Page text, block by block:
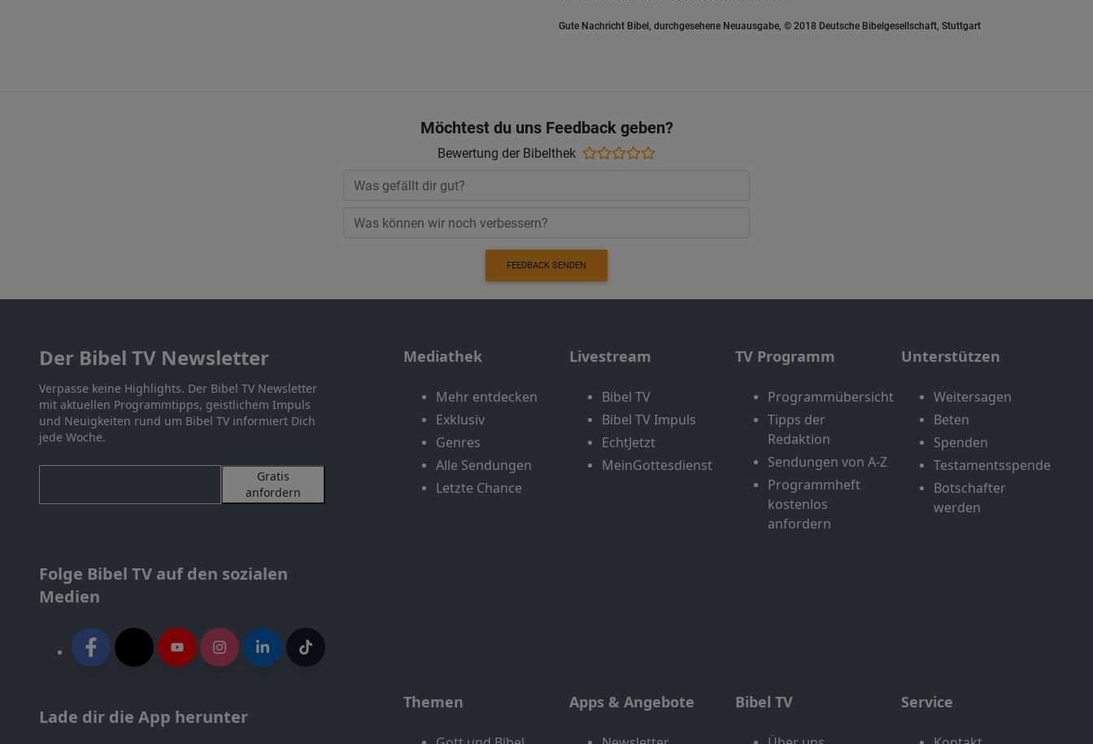
Gute Nachricht Bibel, durchgesehene Neuausgabe, © 2018 Deutsche Bibelgesellschaft, Stuttgart
Möchtest du uns Feedback geben?
Bewertung der Bibelthek
FEEDBACK SENDEN
Der Bibel TV Newsletter
Verpasse keine Highlights. Der Bibel TV Newsletter
mit aktuellen Programmtipps, geistlichem Impuls
und Neuigkeiten rund um Bibel TV informiert Dich
jede Woche.
Gratis
anfordern
Folge Bibel TV auf den sozialen
Medien
Lade dir die App herunter
Mediathek
Mehr entdecken
Exklusiv
Genres
Alle Sendungen
Letzte Chance
Livestream
Bibel TV
Bibel TV Impuls
EchtJetzt
MeinGottesdienst
TV Programm
Programmübersicht
Tipps der
Redaktion
Sendungen von A-Z
Programmheft
kostenlos
anfordern
Unterstützen
Weitersagen
Beten
Spenden
Testamentsspende
Botschafter
werden
Themen Apps & Angebote Bibel TV Service